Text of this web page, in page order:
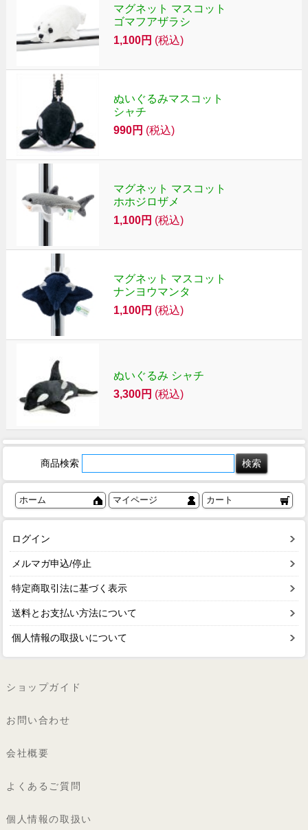
マグネット マスコット
ゴマフアザラシ
1,100円 (税込)
ぬいぐるみマスコット
シャチ
990円 (税込)
マグネット マスコット
ホホジロザメ
1,100円 (税込)
マグネット マスコット
ナンヨウマンタ
1,100円 (税込)
ぬいぐるみ シャチ
3,300円 (税込)
商品検索
ホーム マイページ カート
ログイン
メルマガ申込/停止
特定商取引法に基づく表示
送料とお支払い方法について
個人情報の取扱いについて
ショップガイド
お問い合わせ
会社概要
よくあるご質問
個人情報の取扱い